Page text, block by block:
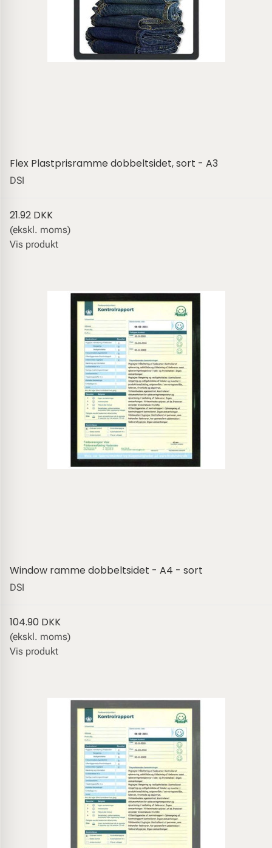
Flex Plastprisramme dobbeltsidet, sort - A3
DSI
21.92 DKK
(ekskl. moms)
Vis produkt
Window ramme dobbeltsidet - A4 - sort
DSI
104.90 DKK
(ekskl. moms)
Vis produkt